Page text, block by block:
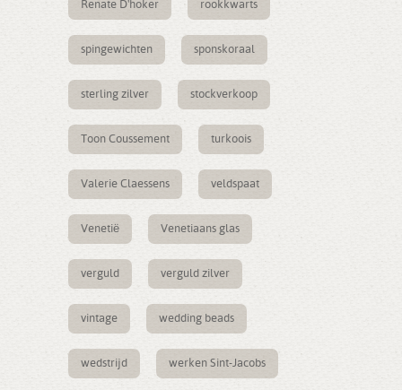
Renate D'hoker rookkwarts
spingewichten sponskoraal
sterling zilver stockverkoop
Toon Coussement turkoois
Valerie Claessens veldspaat
Venetië Venetiaans glas
verguld verguld zilver
vintage wedding beads
wedstrijd werken Sint-Jacobs